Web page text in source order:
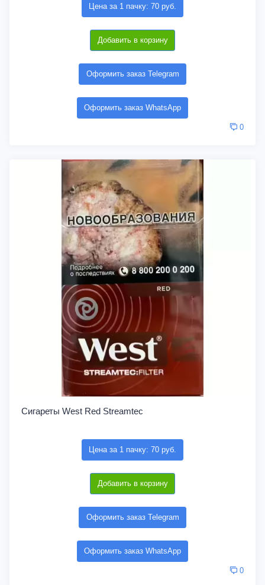
Цена за 1 пачку: 70 руб.
Добавить в корзину
Оформить заказ Telegram
Оформить заказ WhatsApp
0
Сигареты West Red Streamtec
Цена за 1 пачку: 70 руб.
Добавить в корзину
Оформить заказ Telegram
Оформить заказ WhatsApp
0